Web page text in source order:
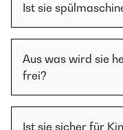
Ist sie
Aus was wird sie
frei?
Ist sie sicher für